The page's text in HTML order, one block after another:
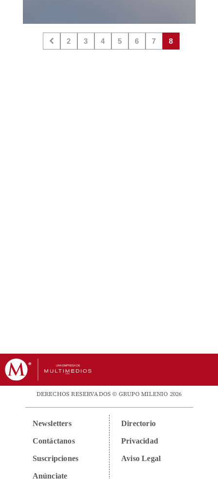
2 3 4 5 6 7 8
DERECHOS RESERVADOS © GRUPO MILENIO 2026
Newsletters
Contáctanos
Suscripciones
Anúnciate
Directorio
Privacidad
Aviso Legal